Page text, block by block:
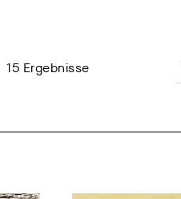
15 Ergebnisse